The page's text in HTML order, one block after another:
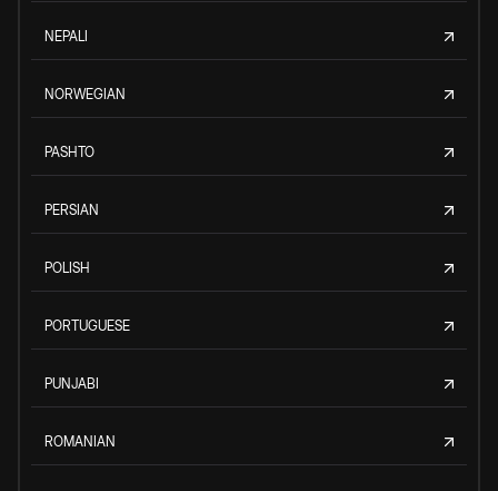
NEPALI
NORWEGIAN
PASHTO
PERSIAN
POLISH
PORTUGUESE
PUNJABI
ROMANIAN